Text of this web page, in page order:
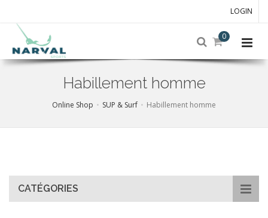
LOGIN
0
Habillement homme
Online Shop SUP & Surf Habillement homme
CATÉGORIES